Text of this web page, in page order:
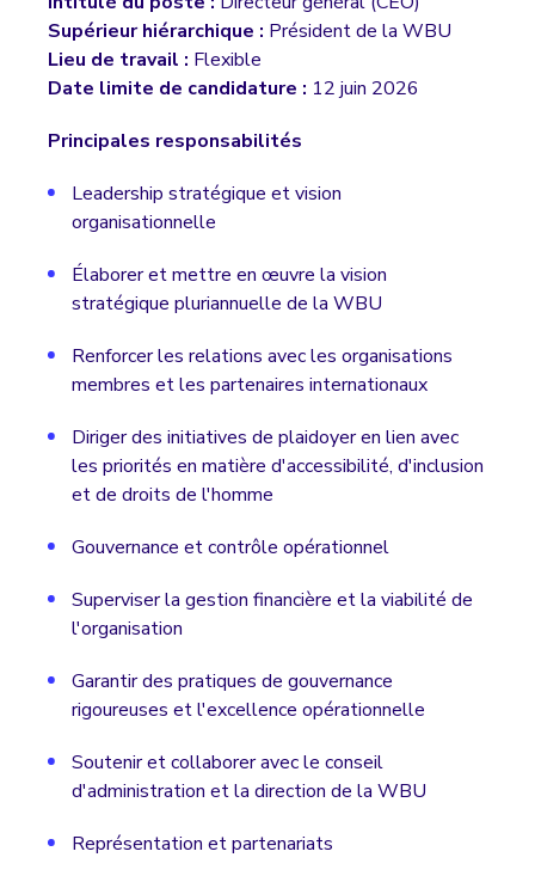
Supérieur hiérarchique : Président de la WBU
Lieu de travail : Flexible
Date limite de candidature : 12 juin 2026
Principales responsabilités
Leadership stratégique et vision
organisationnelle
Élaborer et mettre en œuvre la vision
stratégique pluriannuelle de la WBU
Renforcer les relations avec les organisations
membres et les partenaires internationaux
Diriger des initiatives de plaidoyer en lien avec
les priorités en matière d'accessibilité, d'inclusion
et de droits de l'homme
Gouvernance et contrôle opérationnel
Superviser la gestion financière et la viabilité de
l'organisation
Garantir des pratiques de gouvernance
rigoureuses et l'excellence opérationnelle
Soutenir et collaborer avec le conseil
d'administration et la direction de la WBU
Représentation et partenariats